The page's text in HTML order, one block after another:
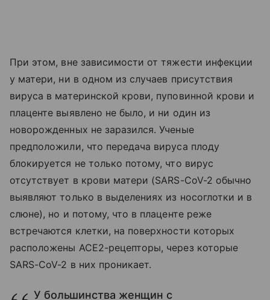
При этом, вне зависимости от тяжести инфекции
у матери, ни в одном из случаев присутствия
вируса в материнской крови, пуповинной крови и
плаценте выявлено не было, и ни один из
новорожденных не заразился. Ученые
предположили, что передача вируса плоду
блокируется не только потому, что вирус
отсутствует в крови матери (SARS-CoV-2 обычно
выявляют только в выделениях из носоглотки и в
слюне), но и потому, что в плаценте реже
встречаются клетки, на поверхности которых
расположены ACE2-рецепторы, через которые
SARS-CoV-2 в них проникает.
У большинства женщин с